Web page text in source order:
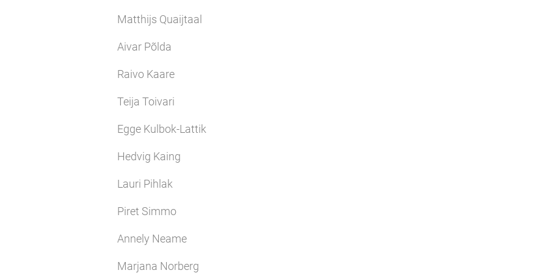
Matthijs Quaijtaal
Aivar Põlda
Raivo Kaare
Teija Toivari
Egge Kulbok-Lattik
Hedvig Kaing
Lauri Pihlak
Piret Simmo
Annely Neame
Marjana Norberg